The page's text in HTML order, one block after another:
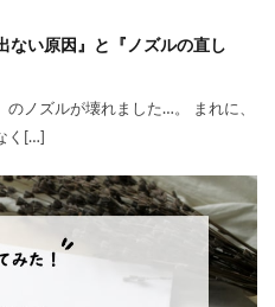
ない原因』と『ノズルの直し
ノズルが壊れました…。 まれに、
く[…]